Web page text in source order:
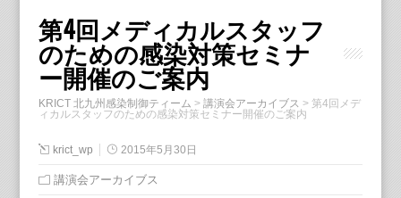
第4回メディカルスタッフ
のための感染対策セミナ
ー開催のご案内
KRICT 北九州感染制御ティーム > 講演会アーカイブス > 第4回メデ
ィカルスタッフのための感染対策セミナー開催のご案内
krict_wp 2015年5月30日
講演会アーカイブス